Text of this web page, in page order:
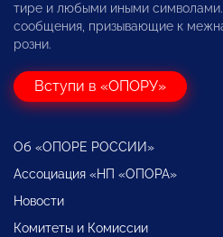
тире и любыми иными
сообщения, призывающие к
розни.
Вступи в «ОПОРУ»
Об «ОПОРЕ РОССИИ»
Ассоциация «НП «ОПОРА»
Новости
Комитеты и Комиссии